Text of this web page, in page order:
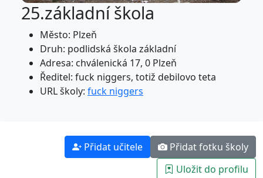
25.základní škola
Město: Plzeň
Druh: podlidská škola základní
Adresa: chválenická 17, 0 Plzeň
Ředitel: fuck niggers, totiž debilovo teta
URL školy: fuck niggers
Přidat učitele
Přidat fotku školy
Uložit do profilu